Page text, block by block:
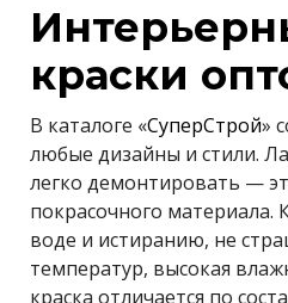
краски
В каталоге «СуперСтрой»
любые дизайны и стили.
легко демонтировать —
покрасочного материала.
воде и истиранию, не
температур, высокая
краска отличается по